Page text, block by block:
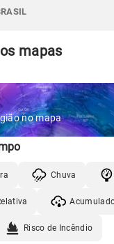
mapas
no mapa
Chuva
Risco de Incêndio